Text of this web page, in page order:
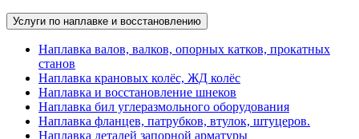
Услуги по наплавке и восстановлению
Наплавка валов, валков, опорных катков, прокатных
станов
Наплавка крановых колёс, ЖД колёс
Наплавка и восстановление шнеков
Наплавка бил углеразмольного оборудования
Наплавка фланцев, патрубков, втулок, штуцеров.
Наплавка деталей запорной арматуры